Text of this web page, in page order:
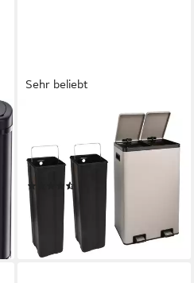
Sehr beliebt
Mülltrennsystem, Mülleimer,
60L, Softclose-Deckel, Pedal,
Taupe
119,99 €
lieferbar - in 4-5 Werktagen bei dir